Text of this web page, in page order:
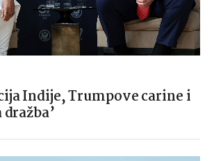
Indije, Trumpove carine i